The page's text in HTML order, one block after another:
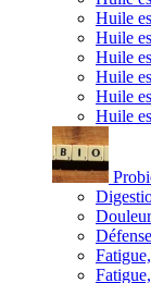
Huile
Huile
Huile
Huile
Huile
Huile